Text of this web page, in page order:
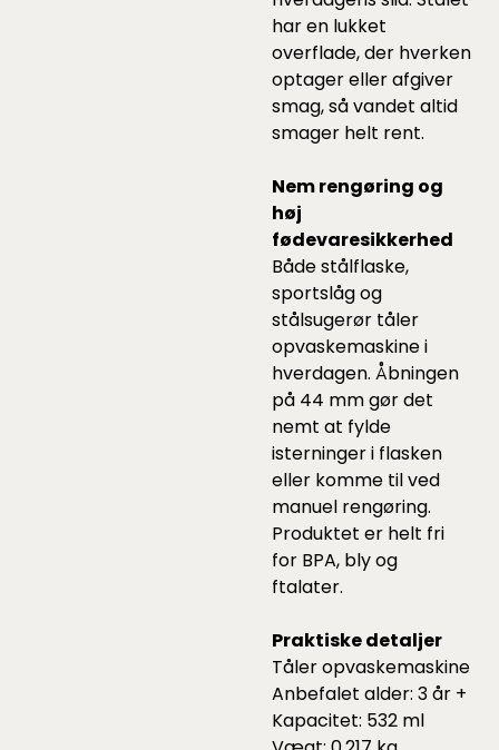
har en lukket
overflade, der hverken
optager eller afgiver
smag, så vandet altid
smager helt rent.
Nem rengøring og
høj
fødevaresikkerhed
Både stålflaske,
sportslåg og
stålsugerør tåler
opvaskemaskine i
hverdagen. Åbningen
på 44 mm gør det
nemt at fylde
isterninger i flasken
eller komme til ved
manuel rengøring.
Produktet er helt fri
for BPA, bly og
ftalater.
Praktiske detaljer
Tåler opvaskemaskine
Anbefalet alder: 3 år +
Kapacitet: 532 ml